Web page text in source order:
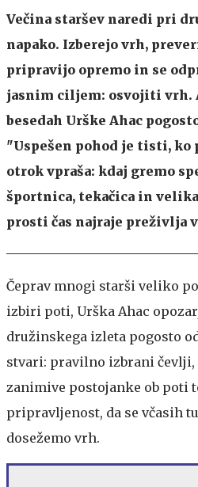
Večina staršev naredi pri
napako. Izberejo vrh,
pripravijo opremo in se
jasnim ciljem: osvojiti vrh.
besedah Urške Ahac
"Uspešen pohod je tisti, ko
otrok vpraša: kdaj gremo
športnica, tekačica in
prosti čas najraje preživlja
Čeprav mnogi starši veliko
izbiri poti, Urška Ahac
družinskega izleta pogosto
stvari: pravilno izbrani čevlji,
zanimive postojanke ob poti
pripravljenost, da se včasih
dosežemo vrh.